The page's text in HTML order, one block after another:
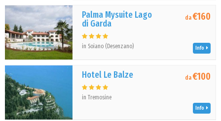
Palma Mysuite Lago
di Garda
in Soiano (Desenzano)
da€160
Info
Hotel Le Balze
in Tremosine
da€100
Info